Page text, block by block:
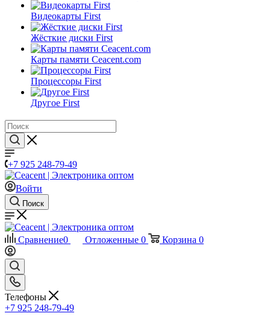
Видеокарты First
Жёсткие диски First
Карты памяти Ceacent.com
Процессоры First
Другое First
+7 925 248-79-49
Войти
Поиск
Сравнение0 Отложенные 0 Корзина 0
Телефоны
+7 925 248-79-49